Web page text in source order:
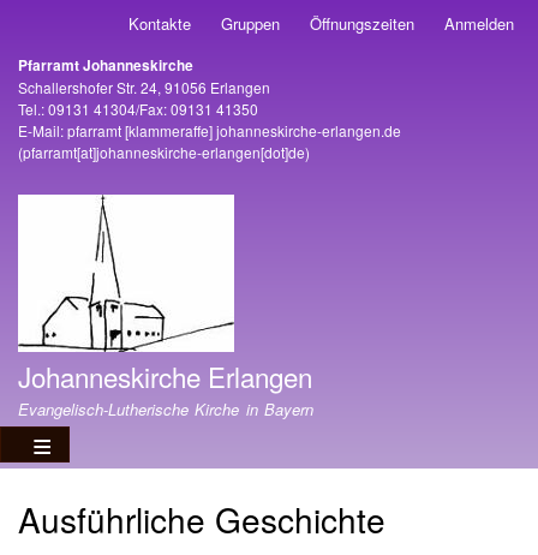
Kontakte Gruppen Öffnungszeiten Anmelden
Adresse
Pfarramt Johanneskirche
Schallershofer Str. 24, 91056 Erlangen
Tel.: 09131 41304/Fax: 09131 41350
E-Mail:pfarramt[klammeraffe]johanneskirche-erlangen.de
(pfarramt[at]johanneskirche-erlangen[dot]de)
Johanneskirche Erlangen
Evangelisch-Lutherische Kirche in Bayern
Ausführliche Geschichte